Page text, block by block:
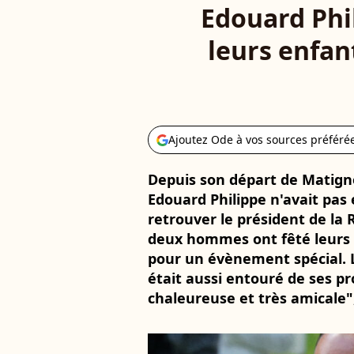
Edouard
leurs
Ajoutez Ode à vos sources
Depuis son départ de
Edouard Philippe n'avait
retrouver le président de la
deux hommes ont fêté
pour un évènement
était aussi entouré de ses
chaleureuse et très